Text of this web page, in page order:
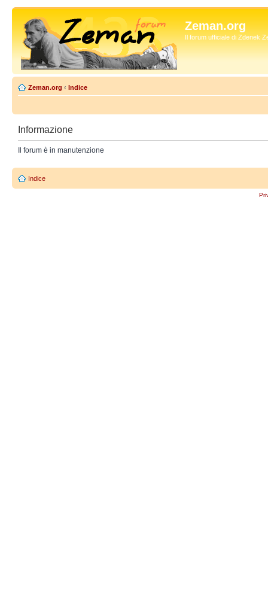
Zeman.org
Il forum ufficiale di Zdenek
Zeman.org ‹ Indice
Informazione
Il forum è in manutenzione
Indice